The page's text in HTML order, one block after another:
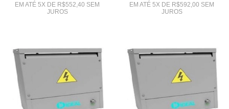
EM ATÉ 5X DE R$552,40 SEM
JUROS
EM ATÉ 5X DE R$592,00 SEM
JUROS